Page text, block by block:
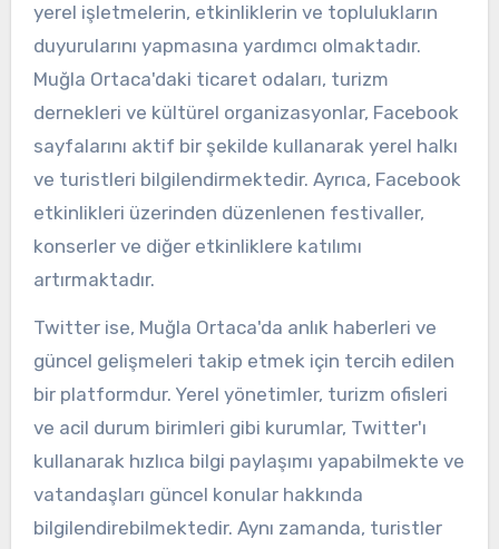
yerel işletmelerin, etkinliklerin ve toplulukların
duyurularını yapmasına yardımcı olmaktadır.
Muğla Ortaca'daki ticaret odaları, turizm
dernekleri ve kültürel organizasyonlar, Facebook
sayfalarını aktif bir şekilde kullanarak yerel halkı
ve turistleri bilgilendirmektedir. Ayrıca, Facebook
etkinlikleri üzerinden düzenlenen festivaller,
konserler ve diğer etkinliklere katılımı
artırmaktadır.
Twitter ise, Muğla Ortaca'da anlık haberleri ve
güncel gelişmeleri takip etmek için tercih edilen
bir platformdur. Yerel yönetimler, turizm ofisleri
ve acil durum birimleri gibi kurumlar, Twitter'ı
kullanarak hızlıca bilgi paylaşımı yapabilmekte ve
vatandaşları güncel konular hakkında
bilgilendirebilmektedir. Aynı zamanda, turistler